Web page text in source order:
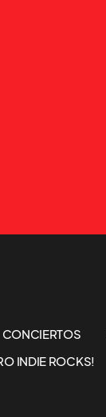
CONCIERTOS
INDIE ROCKS!